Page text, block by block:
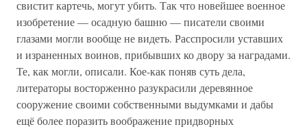
свистит картечь, могут убить. Так что новейшее военное
изобретение — осадную башню — писатели своими
глазами могли вообще не видеть. Расспросили уставших
и израненных воинов, прибывших ко двору за наградами.
Те, как могли, описали. Кое-как поняв суть дела,
литераторы восторженно разукрасили деревянное
сооружение своими собственными выдумками и дабы
ещё более поразить воображение придворных